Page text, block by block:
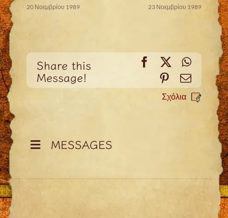
20 Νοεμβρίου 1989
23 Νοεμβρίου 1989
Share this
Message!
Facebook
X
PinterestEmail
Σχόλια
MESSAGES